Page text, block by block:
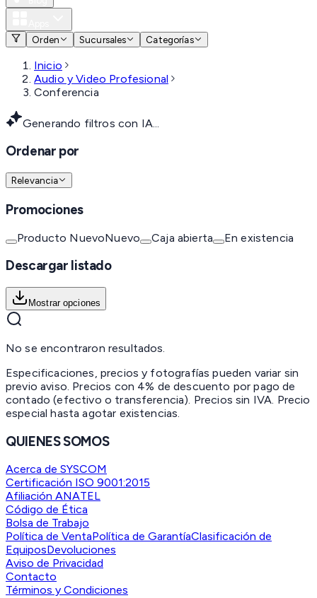
Orden
Sucursales Categorías
Inicio
Audio y Video Profesional
Conferencia
Generando filtros con IA...
Ordenar por
Relevancia
Promociones
Producto NuevoNuevo Caja abierta En existencia
Descargar listado
Mostrar opciones
No se encontraron resultados.
Especificaciones, precios y fotografías pueden variar sin
previo aviso. Precios con 4% de descuento por pago de
contado (efectivo o transferencia). Precios sin IVA. Precio
especial hasta agotar existencias.
QUIENES SOMOS
Acerca de SYSCOM
Certificación ISO 9001:2015
Afiliación ANATEL
Código de Ética
Bolsa de Trabajo
Política de VentaPolítica de GarantíaClasificación de
EquiposDevoluciones
Aviso de Privacidad
Contacto
Términos y Condiciones